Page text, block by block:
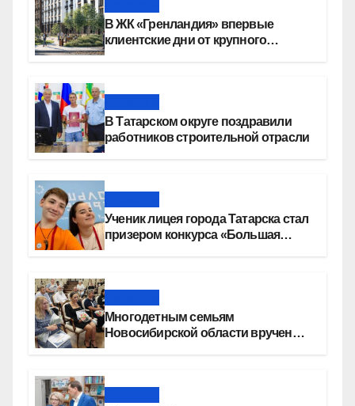
В ЖК «Гренландия» впервые
клиентские дни от крупного
В Татарском округе поздравили
работников строительной отрасли
Ученик лицея города Татарска стал
призером конкурса «Большая
Многодетным семьям
Новосибирской области вручены